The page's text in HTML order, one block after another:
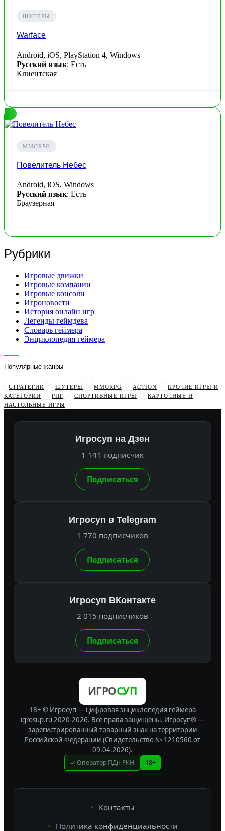
ШУТЕРЫ
Warface
Android, iOS, PlayStation 4, Windows
Русский язык: Есть
Клиентская
MMORPG
Повелитель Небес
Android, iOS, Windows
Русский язык: Есть
Браузерная
Рубрики
Игровые движки
Игровые компании
Игровые консоли
Игроновости
История онлайн игр
Легенды геймдева
Словарь геймера
Энциклопедия геймера
Популярные жанры
СТРАТЕГИИ ШУТЕРЫ MMORPG ACTION
ПРОЧИЕ ИГРЫ И
КАТЕГОРИИ
РПГ СПОРТИВНЫЕ ИГРЫ
КАРТОЧНЫЕ И
НАСТОЛЬНЫЕ ИГРЫ
Игросуп на Дзен
1 141 подписчик
Подписаться
Игросуп в Telegram
1 770 подписчиков
Подписаться
Игросуп ВКонтакте
2 015 подписчиков
Подписаться
ИГРОСУП
18+ © Игросуп — цифровая энциклопедия геймера
igrosup.ru 2020-2026. Все права защищены. Игросуп® —
зарегистрированный товарный знак на территории
Российской Федерации (Свидетельство № 1210560 от
09.04.2026).
✓ Оператор ПДн РКН 18+
Контакты
Политика конфиденциальности